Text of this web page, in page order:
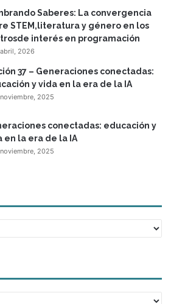
Saberes: La convergencia
STEM,literatura y género en los
interés en programación
2026
37 – Generaciones conectadas:
y vida en la era de la IA
2025
conectadas: educación y
en la era de la IA
2025